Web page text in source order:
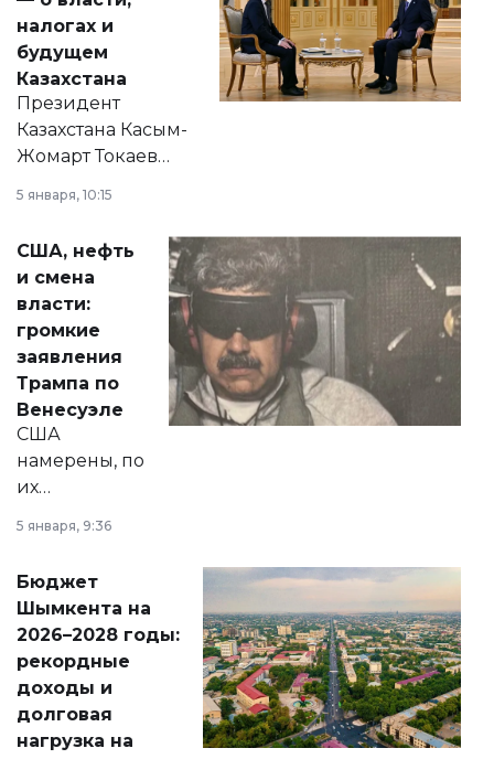
налогах и
будущем
Казахстана
Президент
Казахстана Касым-
Жомарт Токаев
сразу несколько
актуальных тем —
от слухов о
политических
реформах до
вопросов армии,
экономики и
личного здоровья.
5 января, 10:15
США, нефть
и смена
власти:
громкие
заявления
Трампа по
Венесуэле
США
намерены, по
их
принести
народу
Венесуэлы.
5 января, 9:36
Бюджет
Шымкента на
2026–2028 годы:
рекордные
доходы и
долговая
нагрузка на